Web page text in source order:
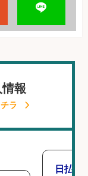
情報
ラ
日払い